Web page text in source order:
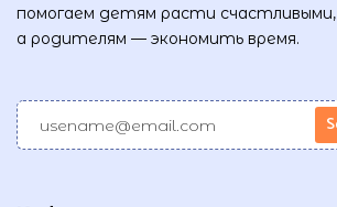
помогаем детям расти счастливыми,
а родителям — экономить время.